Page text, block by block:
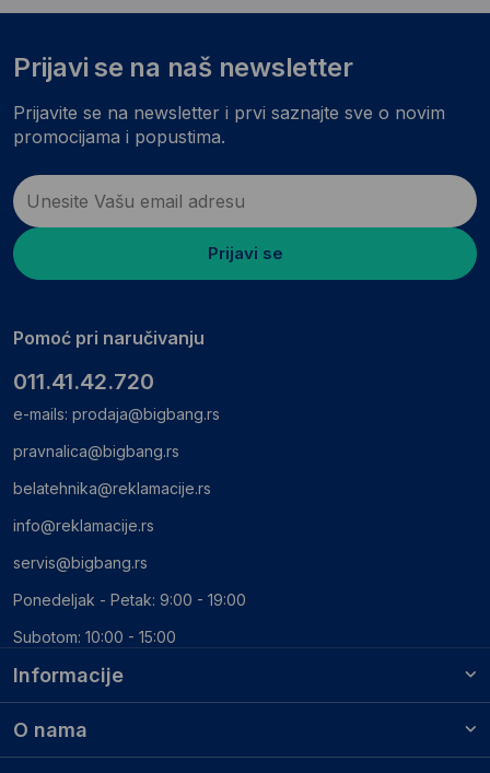
Informacije
O nama
Prijavi se na naš newsletter
Prijavite se na newsletter i prvi saznajte sve o novim
promocijama i popustima.
Prijavi se
Pomoć pri naručivanju
011.41.42.720
e-mails: prodaja@bigbang.rs
pravnalica@bigbang.rs
belatehnika@reklamacije.rs
info@reklamacije.rs
servis@bigbang.rs
Ponedeljak - Petak: 9:00 - 19:00
Subotom: 10:00 - 15:00